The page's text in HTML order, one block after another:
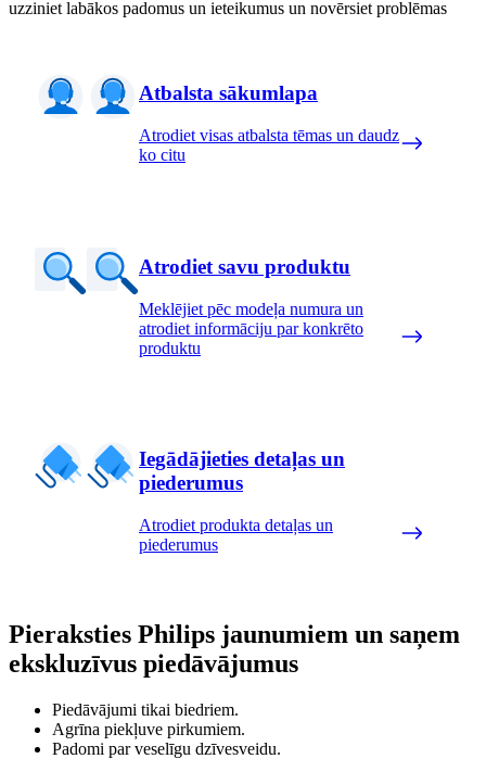
uzziniet labākos padomus un ieteikumus un novērsiet problēmas
Atbalsta sākumlapa
Atrodiet visas atbalsta tēmas un daudz
ko citu
Atrodiet savu produktu
Meklējiet pēc modeļa numura un
atrodiet informāciju par konkrēto
produktu
Iegādājieties detaļas un
piederumus
Atrodiet produkta detaļas un
piederumus
Pieraksties Philips jaunumiem un saņem
ekskluzīvus piedāvājumus
Piedāvājumi tikai biedriem.
Agrīna piekļuve pirkumiem.
Padomi par veselīgu dzīvesveidu.